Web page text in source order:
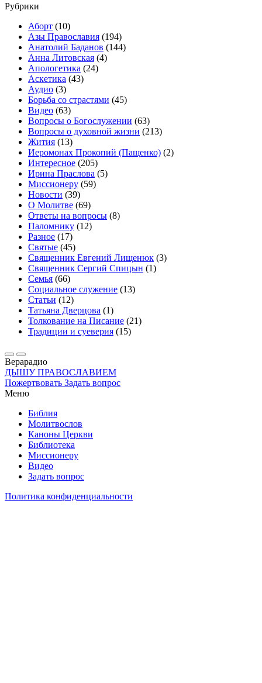
Рубрики
Аборт (10)
Азы Православия (194)
Анатолий Баданов (144)
Анна Литовская (4)
Апологетика (24)
Аскетика (43)
Аудио (3)
Борьба со страстями (45)
Видео (63)
Вопросы о Богослужении (63)
Вопросы о духовной жизни (213)
Жития (13)
Иеромонах Прокопий (Пащенко) (2)
Интересное (205)
Ирина Праслова (5)
Миссионеру (59)
Новости (39)
О Молитве (69)
Ответы на вопросы (8)
Паломнику (12)
Разное (17)
Святые (45)
Священник Евгений Лищенюк (3)
Священник Сергий Спицын (1)
Семья (66)
Социальное служение (13)
Статьи (12)
Татьяна Дверцова (1)
Толкование на Писание (21)
Традиции и суеверия (15)
Верарадио
ДЫШУ ПРАВОСЛАВИЕМ
Пожертвовать Задать вопрос
Меню
Библия
Молитвослов
Каноны Церкви
Библиотека
Миссионеру
Видео
Задать вопрос
Политика конфиденциальности